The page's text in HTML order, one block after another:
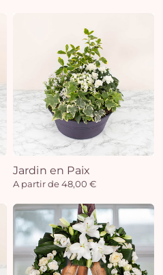
Jardin en Paix
A partir de 48,00 €